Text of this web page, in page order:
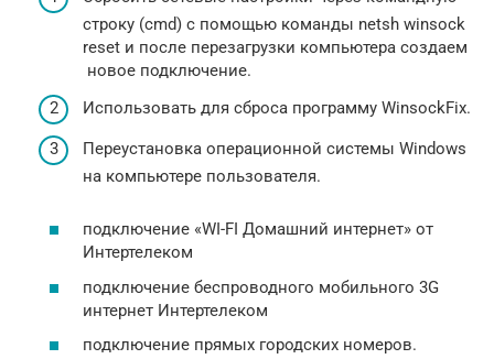
строку (cmd) с помощью команды netsh winsock
reset и после перезагрузки компьютера создаем
новое подключение.
Использовать для сброса программу WinsockFix.
Переустановка операционной системы Windows
на компьютере пользователя.
подключение «WI-FI Домашний интернет» от
Интертелеком
подключение беспроводного мобильного 3G
интернет Интертелеком
подключение прямых городских номеров.